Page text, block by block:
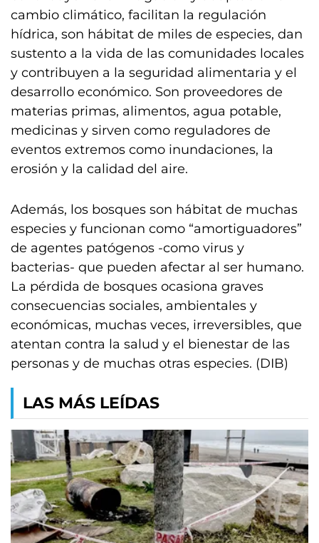
cambio climático, facilitan la regulación
hídrica, son hábitat de miles de especies, dan
sustento a la vida de las comunidades locales
y contribuyen a la seguridad alimentaria y el
desarrollo económico. Son proveedores de
materias primas, alimentos, agua potable,
medicinas y sirven como reguladores de
eventos extremos como inundaciones, la
erosión y la calidad del aire.
Además, los bosques son hábitat de muchas
especies y funcionan como “amortiguadores”
de agentes patógenos -como virus y
bacterias- que pueden afectar al ser humano.
La pérdida de bosques ocasiona graves
consecuencias sociales, ambientales y
económicas, muchas veces, irreversibles, que
atentan contra la salud y el bienestar de las
personas y de muchas otras especies. (DIB)
LAS MÁS LEÍDAS